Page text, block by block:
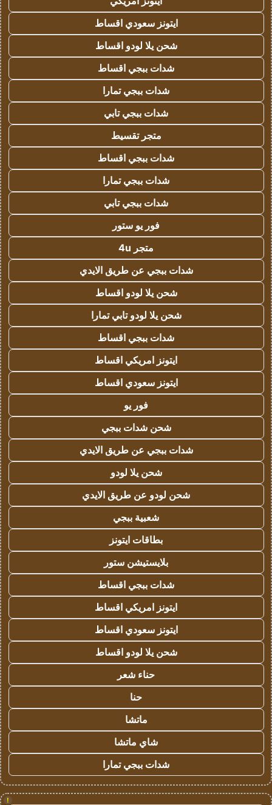
ايتونز سعودي اقساط
شحن يلا لودو اقساط
شدات ببجي اقساط
شدات ببجي تمارا
شدات ببجي تابي
متجر تقسيط
شدات ببجي اقساط
شدات ببجي تمارا
شدات ببجي تابي
فور يو ستور
متجر 4u
شدات ببجي عن طريق الايدي
شحن يلا لودو اقساط
شحن يلا لودو تابي تمارا
شدات ببجي اقساط
ايتونز امريكي اقساط
ايتونز سعودي اقساط
فور يو
شحن شدات ببجي
شدات ببجي عن طريق الايدي
شحن يلا لودو
شحن لودو عن طريق الايدي
شعبية ببجي
بطاقات ايتونز
بلايستيشن ستور
شدات ببجي اقساط
ايتونز امريكي اقساط
ايتونز سعودي اقساط
شحن يلا لودو اقساط
حناء شعر
حنا
ماتشا
شاي ماتشا
شدات ببجي تمارا
!